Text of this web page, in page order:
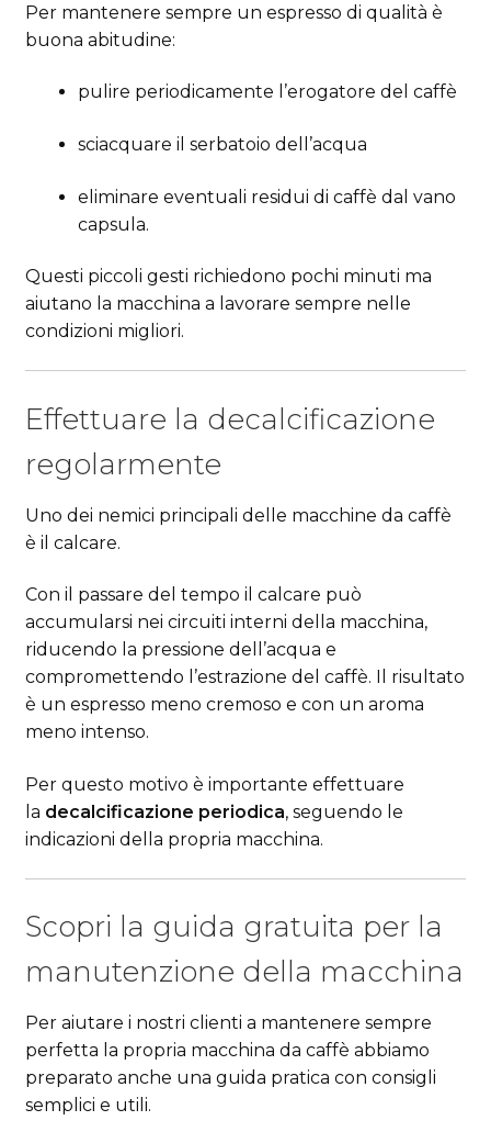
Per mantenere sempre un espresso di qualità è
buona abitudine:
pulire periodicamente l’erogatore del caffè
sciacquare il serbatoio dell’acqua
eliminare eventuali residui di caffè dal vano
capsula.
Questi piccoli gesti richiedono pochi minuti ma
aiutano la macchina a lavorare sempre nelle
condizioni migliori.
Effettuare la decalcificazione
regolarmente
Uno dei nemici principali delle macchine da caffè
è il calcare.
Con il passare del tempo il calcare può
accumularsi nei circuiti interni della macchina,
riducendo la pressione dell’acqua e
compromettendo l’estrazione del caffè. Il risultato
è un espresso meno cremoso e con un aroma
meno intenso.
Per questo motivo è importante effettuare
la decalcificazione periodica, seguendo le
indicazioni della propria macchina.
Scopri la guida gratuita per la
manutenzione della macchina
Per aiutare i nostri clienti a mantenere sempre
perfetta la propria macchina da caffè abbiamo
preparato anche una guida pratica con consigli
semplici e utili.